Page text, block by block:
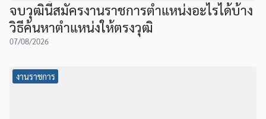
จบวุฒินี้สมัครงานราชการตำแหน่งอะไรได้บ้าง
วิธีค้นหาตำแหน่งให้ตรงวุฒิ
07/08/2026
งานราชการ